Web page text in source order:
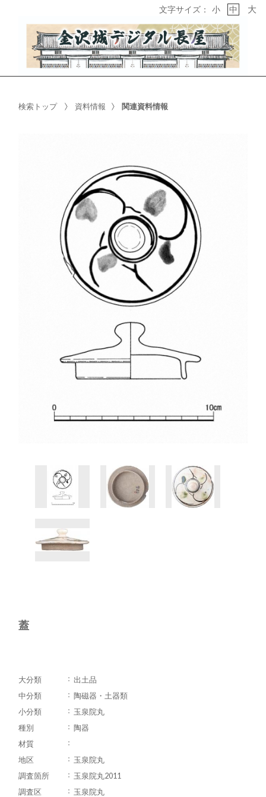
文字サイズ： 小 中 大
検索トップ 資料情報 関連資料情報
蓋
大分類
出土品
中分類
陶磁器・土器類
小分類
玉泉院丸
種別
陶器
材質
地区
玉泉院丸
調査箇所
玉泉院丸2011
調査区
玉泉院丸